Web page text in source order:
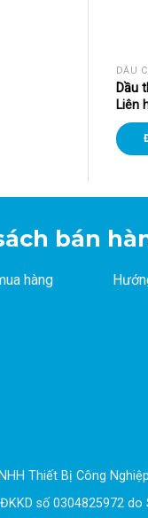
DẦU
Dầu
Liên
bán
hàng
Thiết Bị Công
số 0304825972